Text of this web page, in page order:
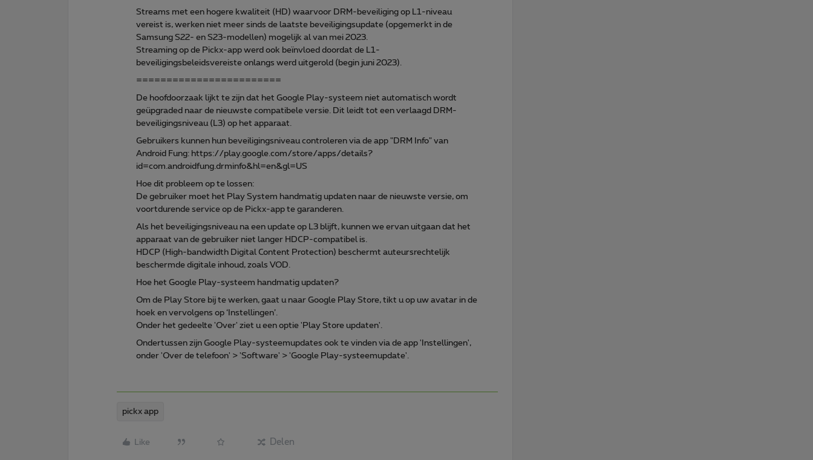
Streams met een hogere kwaliteit (HD) waarvoor DRM-beveiliging op L1-niveau
vereist is, werken niet meer sinds de laatste beveiligingsupdate (opgemerkt in de
Samsung S22- en S23-modellen) mogelijk al van mei 2023.
Streaming op de Pickx-app werd ook beïnvloed doordat de L1-
beveiligingsbeleidsvereiste onlangs werd uitgerold (begin juni 2023).
========================
De hoofdoorzaak lijkt te zijn dat het Google Play-systeem niet automatisch wordt
geüpgraded naar de nieuwste compatibele versie. Dit leidt tot een verlaagd DRM-
beveiligingsniveau (L3) op het apparaat.
Gebruikers kunnen hun beveiligingsniveau controleren via de app "DRM Info" van
Android Fung: https://play.google.com/store/apps/details?
id=com.androidfung.drminfo&hl=en&gl=US
Hoe dit probleem op te lossen:
De gebruiker moet het Play System handmatig updaten naar de nieuwste versie, om
voortdurende service op de Pickx-app te garanderen.
Als het beveiligingsniveau na een update op L3 blijft, kunnen we ervan uitgaan dat het
apparaat van de gebruiker niet langer HDCP-compatibel is.
HDCP (High-bandwidth Digital Content Protection) beschermt auteursrechtelijk
beschermde digitale inhoud, zoals VOD.
Hoe het Google Play-systeem handmatig updaten?
Om de Play Store bij te werken, gaat u naar Google Play Store, tikt u op uw avatar in de
hoek en vervolgens op ‘Instellingen’.
Onder het gedeelte 'Over' ziet u een optie 'Play Store updaten'.
Ondertussen zijn Google Play-systeemupdates ook te vinden via de app 'Instellingen',
onder 'Over de telefoon' > 'Software' > 'Google Play-systeemupdate'.
pickx app
Like Delen